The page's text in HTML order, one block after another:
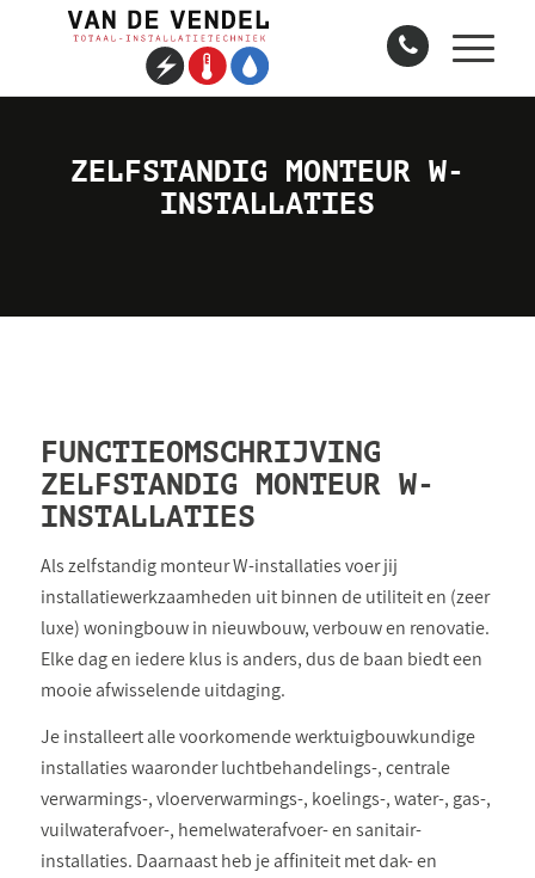
ZELFSTANDIG MONTEUR W-
INSTALLATIES
FUNCTIEOMSCHRIJVING
ZELFSTANDIG MONTEUR W-
INSTALLATIES
Als zelfstandig monteur W-installaties voer jij
installatiewerkzaamheden uit binnen de utiliteit en (zeer
luxe) woningbouw in nieuwbouw, verbouw en renovatie.
Elke dag en iedere klus is anders, dus de baan biedt een
mooie afwisselende uitdaging.
Je installeert alle voorkomende werktuigbouwkundige
installaties waaronder luchtbehandelings-, centrale
verwarmings-, vloerverwarmings-, koelings-, water-, gas-,
vuilwaterafvoer-, hemelwaterafvoer- en sanitair-
installaties. Daarnaast heb je affiniteit met dak- en